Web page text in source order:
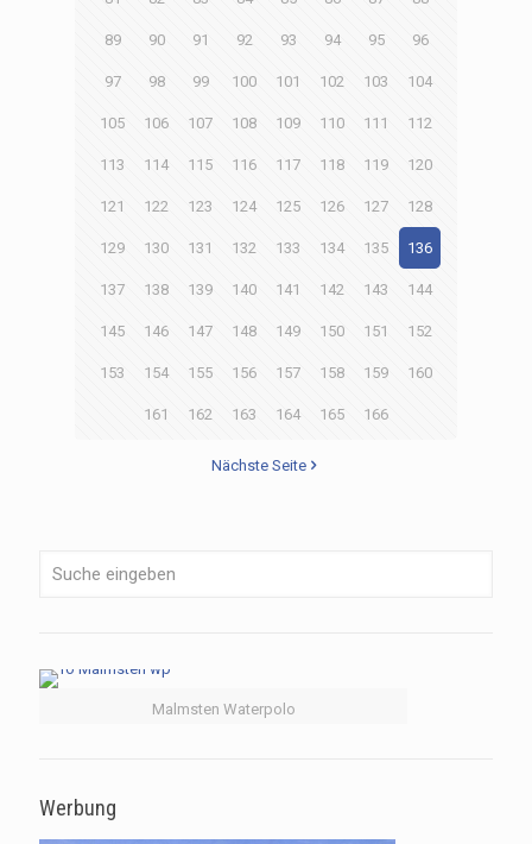
89 90 91 92 93 94 95 96
97 98 99 100 101 102 103 104
105 106 107 108 109 110 111 112
113 114 115 116 117 118 119 120
121 122 123 124 125 126 127 128
129 130 131 132 133 134 135 136
137 138 139 140 141 142 143 144
145 146 147 148 149 150 151 152
153 154 155 156 157 158 159 160
161 162 163 164 165 166
Nächste Seite
Malmsten Waterpolo
Werbung